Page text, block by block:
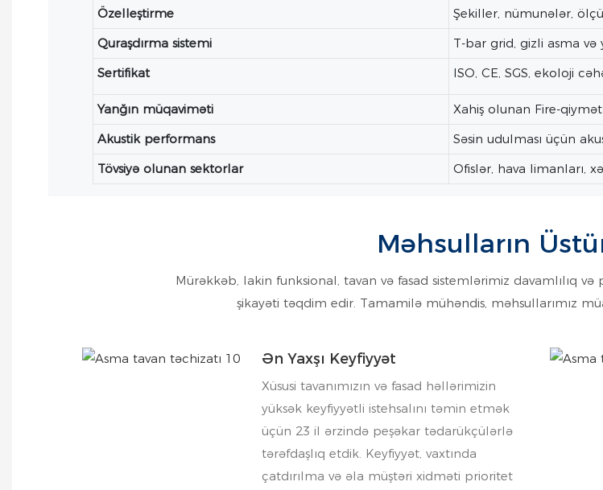
Özelleştirme
Şekiller, nümunələr,
Quraşdırma sistemi
T-bar grid, gizli asma və
Sertifikat
ISO, CE, SGS, ekoloji
Yanğın müqaviməti
Xahiş olunan Fire-
Akustik performans
Səsin udulması üçün
Tövsiyə olunan sektorlar
Ofislər, hava limanları,
Məhsulların
Mürəkkəb, lakin funksional, tavan və fasad sistemlərimiz davamlılıq
şikayəti təqdim edir. Tamamilə mühəndis, məhsullarımız
Ən Yaxşı Keyfiyyət
Xüsusi tavanımızın və fasad həllərimizin
yüksək keyfiyyətli istehsalını təmin etmək
üçün 23 il ərzində peşəkar tədarükçülərlə
tərəfdaşlıq etdik. Keyfiyyət, vaxtında
çatdırılma və əla müştəri xidməti prioritet